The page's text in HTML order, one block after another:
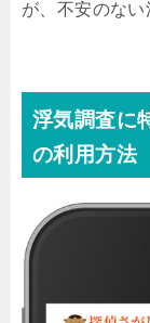
が、不安のない
浮気調査に
の利用方法